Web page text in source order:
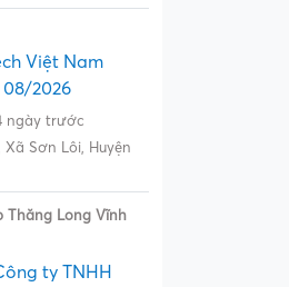
Việt Nam
08/2026
ngày trước
Sơn Lôi, Huyện
Thăng Long Vĩnh
ty TNHH